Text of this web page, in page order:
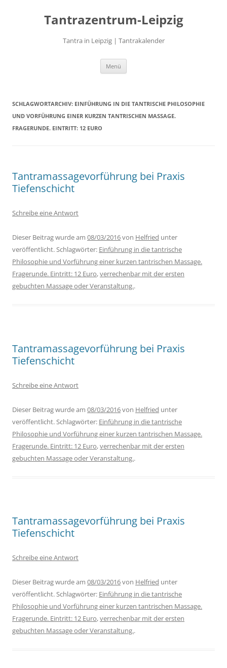
Tantrazentrum-Leipzig
Tantra in Leipzig | Tantrakalender
Menü
SCHLAGWORTARCHIV: EINFÜHRUNG IN DIE TANTRISCHE PHILOSOPHIE
UND VORFÜHRUNG EINER KURZEN TANTRISCHEN MASSAGE.
FRAGERUNDE. EINTRITT: 12 EURO
Tantramassagevorführung bei Praxis
Tiefenschicht
Schreibe eine Antwort
Dieser Beitrag wurde am 08/03/2016von Helfried unter
veröffentlicht. Schlagwörter: Einführung in die tantrische
Philosophie und Vorführung einer kurzen tantrischen Massage.
Fragerunde. Eintritt: 12 Euro,verrechenbar mit der ersten
gebuchten Massage oder Veranstaltung..
Tantramassagevorführung bei Praxis
Tiefenschicht
Schreibe eine Antwort
Dieser Beitrag wurde am 08/03/2016von Helfried unter
veröffentlicht. Schlagwörter: Einführung in die tantrische
Philosophie und Vorführung einer kurzen tantrischen Massage.
Fragerunde. Eintritt: 12 Euro,verrechenbar mit der ersten
gebuchten Massage oder Veranstaltung..
Tantramassagevorführung bei Praxis
Tiefenschicht
Schreibe eine Antwort
Dieser Beitrag wurde am 08/03/2016von Helfried unter
veröffentlicht. Schlagwörter: Einführung in die tantrische
Philosophie und Vorführung einer kurzen tantrischen Massage.
Fragerunde. Eintritt: 12 Euro,verrechenbar mit der ersten
gebuchten Massage oder Veranstaltung..